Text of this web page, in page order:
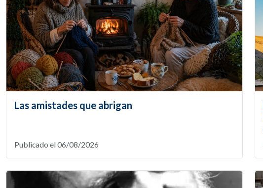
Las amistades que abrigan
Publicado el 06/08/2026